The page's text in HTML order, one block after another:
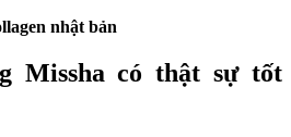
nhật bản
Missha có thật sự tốt